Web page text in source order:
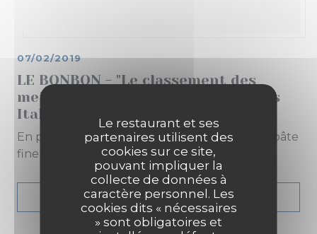
Le restaurant et ses
partenaires utilisent des
cookies sur ce site,
pouvant impliquer la
collecte de données à
caractère personnel. Les
cookies dits « nécessaires
» sont obligatoires et
LE BONBON - "Le classement des
meilleures pizzas de Paris selon les
Italiens"
07/02/2019
En première position, les excellentes pizzas à pâte
fine et ultra copieuses de la Massara
LIRE L'ARTICLE((OUVRE UNE